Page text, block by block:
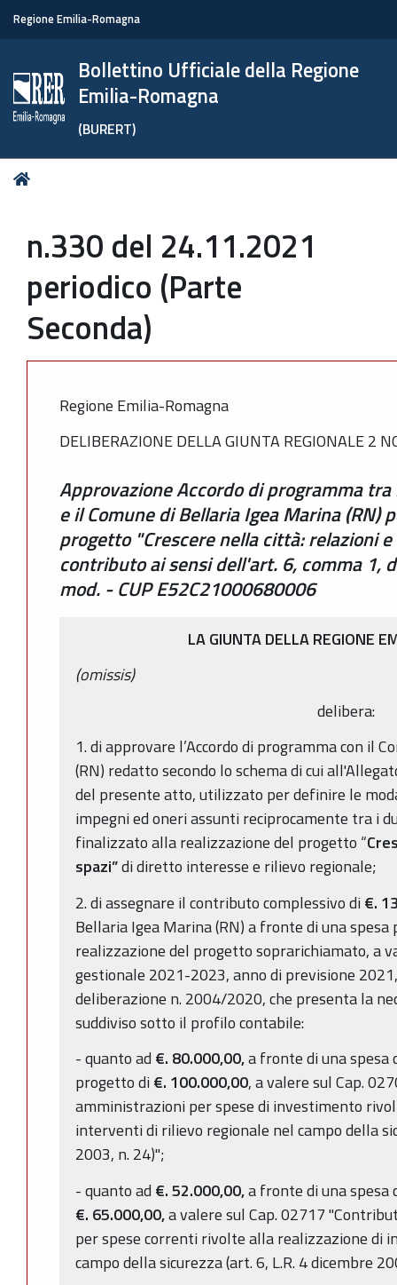
Regione Emilia-Romagna
Bollettino Ufficiale della Regione
Emilia-Romagna
(BURERT)
Tu
n.330 del 24.11.2021
periodico (Parte
Seconda)
Regione Emilia-Romagna
DELIBERAZIONE DELLA GIUNTA REGIONALE 2
Approvazione Accordo di programma
e il Comune di Bellaria Igea Marina (RN)
progetto "Crescere nella città: relazioni e
contributo ai sensi dell'art. 6, comma 1,
mod. - CUP E52C21000680006
LA GIUNTA DELLA REGIONE
(omissis)
delibera:
1. di approvare l’Accordo di programma con il
(RN) redatto secondo lo schema di cui
del presente atto, utilizzato per definire le
impegni ed oneri assunti reciprocamente tra i
finalizzato alla realizzazione del progetto “
spazi”di diretto interesse e rilievo regionale;
2. di assegnare il contributo complessivo di€.
Bellaria Igea Marina (RN) a fronte di una
realizzazione del progetto soprarichiamato, a
gestionale 2021-2023, anno di previsione
deliberazione n. 2004/2020, che presenta la
suddiviso sotto il profilo contabile:
- quanto ad €. 80.000,00,a fronte di una
progetto di€. 100.000,00, a valere sul Cap.
amministrazioni per spese di investimento
interventi di rilievo regionale nel campo della
2003, n. 24)";
- quanto ad €. 52.000,00,a fronte di una
€. 65.000,00,a valere sul Cap. 02717
per spese correnti rivolte alla realizzazione di
campo della sicurezza (art. 6, L.R. 4 dicembre